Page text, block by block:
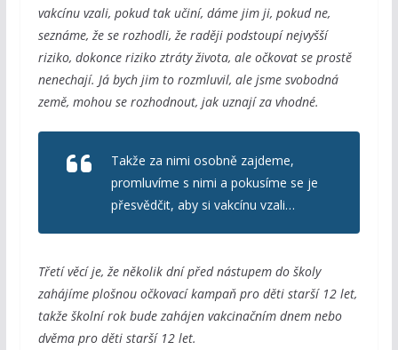
vakcínu vzali, pokud tak učiní, dáme jim ji, pokud ne,
seznáme, že se rozhodli, že raději podstoupí nejvyšší
riziko, dokonce riziko ztráty života, ale očkovat se prostě
nenechají. Já bych jim to rozmluvil, ale jsme svobodná
země, mohou se rozhodnout, jak uznají za vhodné.
Takže za nimi osobně zajdeme,
promluvíme s nimi a pokusíme se je
přesvědčit, aby si vakcínu vzali…
Třetí věcí je, že několik dní před nástupem do školy
zahájíme plošnou očkovací kampaň pro děti starší 12 let,
takže školní rok bude zahájen vakcinačním dnem nebo
dvěma pro děti starší 12 let.